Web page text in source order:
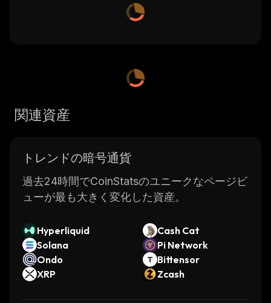
関連資産
トレンドの暗号通貨
過去24時間でCoinStatsのユニークなページビ
ューが最も大きく変化した資産。
Hyperliquid
Cash Cat
Solana
Pi Network
Ondo
Bittensor
XRP
Zcash